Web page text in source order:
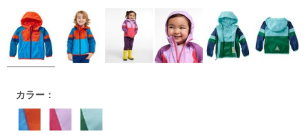
https://www.llbean.co.jp/kids/babies/outer/g/P129128.html
カラー：